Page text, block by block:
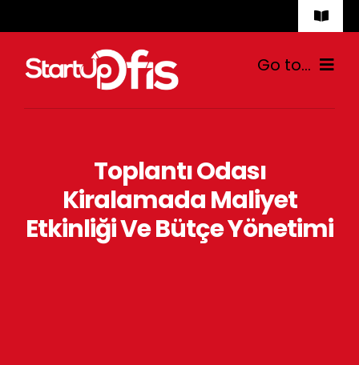
to
content
Toggle
Go to...
Hazır Ofis
Sanal Ofis
Toplantı Odası
Kiralamada Maliyet
Etkinliği Ve Bütçe Yönetimi